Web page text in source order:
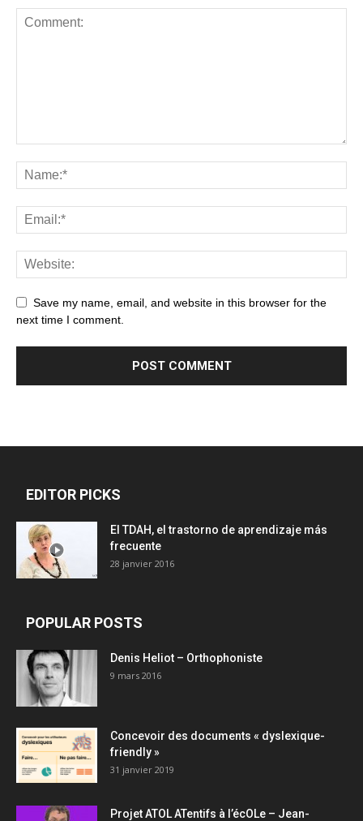
Save my name, email, and website in this browser for the
next time I comment.
EDITOR PICKS
El TDAH, el trastorno de aprendizaje más
frecuente
28 janvier 2016
POPULAR POSTS
Denis Heliot – Orthophoniste
9 mars 2016
Concevoir des documents « dyslexique-
friendly »
31 janvier 2019
Projet ATOL ATentifs à l’écOLe – Jean-